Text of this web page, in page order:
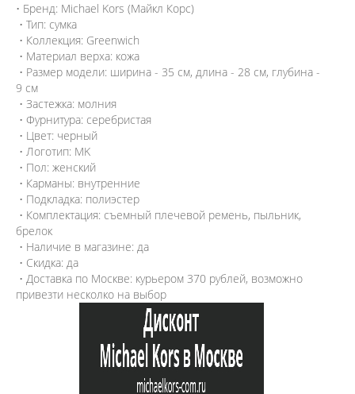
• Бренд: Michael Kors (Майкл Корс)
• Тип: сумка
• Коллекция: Greenwich
• Материал верха: кожа
• Размер модели: ширина - 35 см, длина - 28 см, глубина -
9 см
• Застежка: молния
• Фурнитура: серебристая
• Цвет: черный
• Логотип: MK
• Пол: женский
• Карманы: внутренние
• Подкладка: полиэстер
• Комплектация: съемный плечевой ремень, пыльник,
брелок
• Наличие в магазине: да
• Скидка: да
• Доставка по Москве: курьером 370 рублей, возможно
привезти несколко на выбор